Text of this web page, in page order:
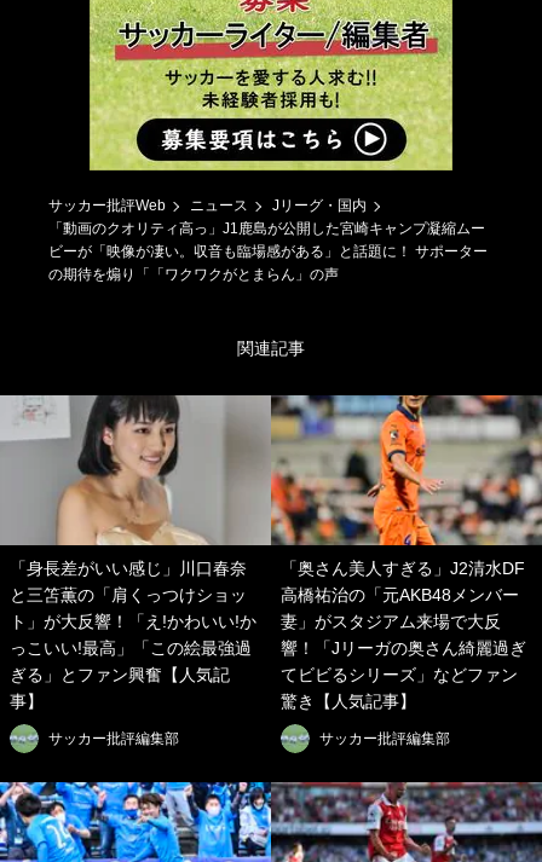
サッカー批評Web ニュース
Jリーグ・国内
「動画のクオリティ高っ」J1鹿島が公開した宮崎キャンプ凝縮ムー
ビーが「映像が凄い。収音も臨場感がある」と話題に！ サポーター
の期待を煽り「「ワクワクがとまらん」の声
関連記事
「身長差がいい感じ」川口春奈
と三笘薫の「肩くっつけショッ
ト」が大反響！「え!かわいい!か
っこいい!最高」「この絵最強過
ぎる」とファン興奮【人気記
事】
サッカー批評編集部
「奥さん美人すぎる」J2清水DF
高橋祐治の「元AKB48メンバー
妻」がスタジアム来場で大反
響！「Jリーガの奥さん綺麗過ぎ
てビビるシリーズ」などファン
驚き【人気記事】
サッカー批評編集部